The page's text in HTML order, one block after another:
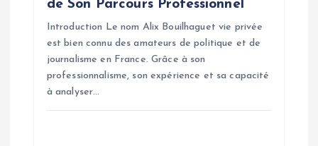
de Son Parcours Professionnel
Introduction Le nom Alix Bouilhaguet vie privée
est bien connu des amateurs de politique et de
journalisme en France. Grâce à son
professionnalisme, son expérience et sa capacité
à analyser…